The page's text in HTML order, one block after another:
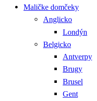
Maličke domčeky
Anglicko
Londýn
Belgicko
Antverpy
Brugy
Brusel
Gent